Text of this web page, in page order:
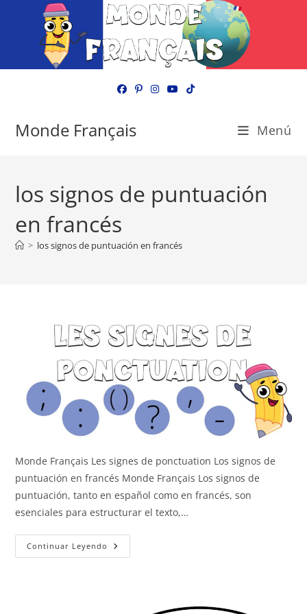
Monde Français Menú
los signos de puntuación
en francés
> los signos de puntuación en francés
Monde Français Les signes de ponctuation Los signos de
puntuación en francés Monde Français Los signos de
puntuación, tanto en español como en francés, son
esenciales para estructurar el texto,…
Continuar Leyendo Los
Signos